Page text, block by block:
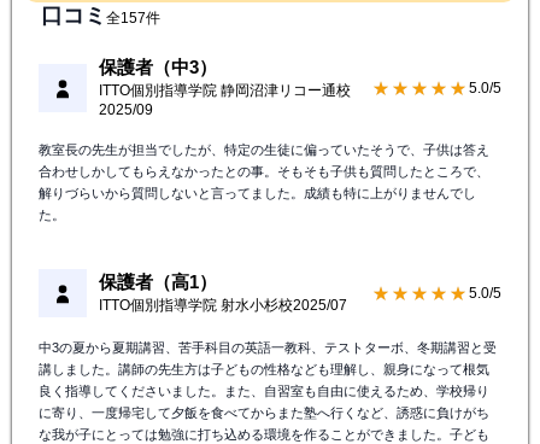
口コミ 全157件
保護者（中3）
ITTO個別指導学院 静岡沼津リコー通校
2025/09
★★★★★ 5.0/5
教室長の先生が担当でしたが、特定の生徒に偏っていたそうで、子供は答え
合わせしかしてもらえなかったとの事。そもそも子供も質問したところで、
解りづらいから質問しないと言ってました。成績も特に上がりませんでし
た。
保護者（高1）
ITTO個別指導学院 射水小杉校2025/07
★★★★★ 5.0/5
中3の夏から夏期講習、苦手科目の英語一教科、テストターボ、冬期講習と受
講しました。講師の先生方は子どもの性格なども理解し、親身になって根気
良く指導してくださいました。また、自習室も自由に使えるため、学校帰り
に寄り、一度帰宅して夕飯を食べてからまた塾へ行くなど、誘惑に負けがち
な我が子にとっては勉強に打ち込める環境を作ることができました。子ども